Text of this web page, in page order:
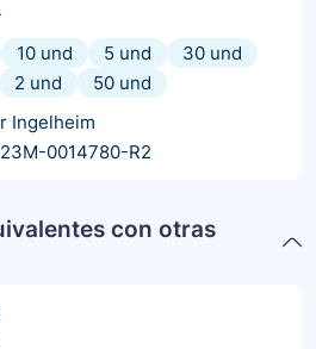
10 und 5 und
30 und
2 und
50 und
Ingelheim
0014780-R2
con otras